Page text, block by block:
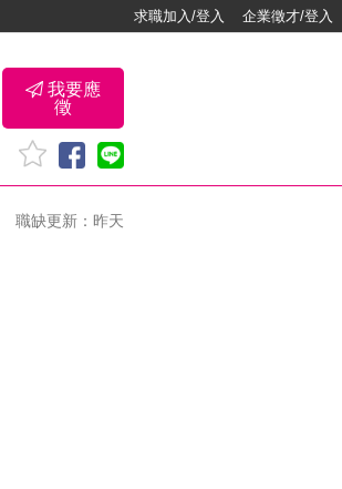
求職加入/登入 企業徵才/登入
我要應
徵
職缺更新：昨天